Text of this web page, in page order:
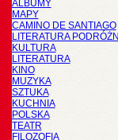
ALBUMY
MAPY
CAMINO DE SANTIAGO
LITERATURA
KULTURA
LITERATURA
KINO
MUZYKA
SZTUKA
KUCHNIA
POLSKA
TEATR
FILOZOFIA